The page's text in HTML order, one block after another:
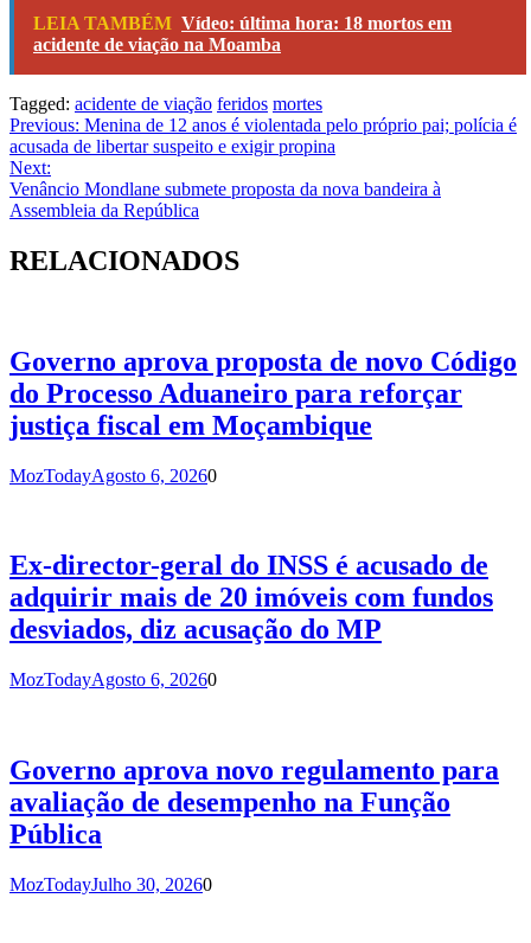
Share
LEIA TAMBÉM Vídeo: última hora: 18 mortos em
acidente de viação na Moamba
Tagged: acidente de viação feridos mortes
Navegação
de
artigos
Previous: Menina de 12 anos é violentada pelo próprio pai; polícia é
acusada de libertar suspeito e exigir propina
Next:
Venâncio Mondlane submete proposta da nova bandeira à
Assembleia da República
RELACIONADOS
Governo aprova proposta de novo Código
do Processo Aduaneiro para reforçar
justiça fiscal em Moçambique
MozTodayAgosto 6, 20260
Ex-director-geral do INSS é acusado de
adquirir mais de 20 imóveis com fundos
desviados, diz acusação do MP
MozTodayAgosto 6, 20260
Governo aprova novo regulamento para
avaliação de desempenho na Função
Pública
MozTodayJulho 30, 20260